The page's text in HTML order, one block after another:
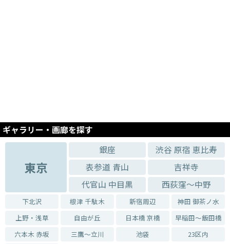
ギャラリー・画廊を探す
東京
銀座
渋谷 原宿 恵比寿
表参道 青山
吉祥寺
代官山 中目黒
西荻窪～中野
下北沢 根津 千駄木 新宿周辺
神田 御茶ノ水
上野・浅草
自由が丘 日本橋 京橋
早稲田～飯田橋
六本木 赤坂
三鷹～立川 池袋
23区内